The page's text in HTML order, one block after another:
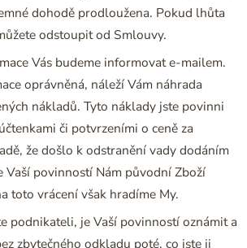
dohodě prodloužena. Pokud lhůta
odstoupit od Smlouvy.
Vás budeme informovat e-mailem.
oprávněná, náleží Vám náhrada
nákladů. Tyto náklady jste povinni
či potvrzeními o ceně za
že došlo k odstranění vady dodáním
Vaší povinností Nám původní Zboží
toto vrácení však hradíme My.
podnikateli, je Vaší povinností oznámit a
zbytečného odkladu poté, co jste ji